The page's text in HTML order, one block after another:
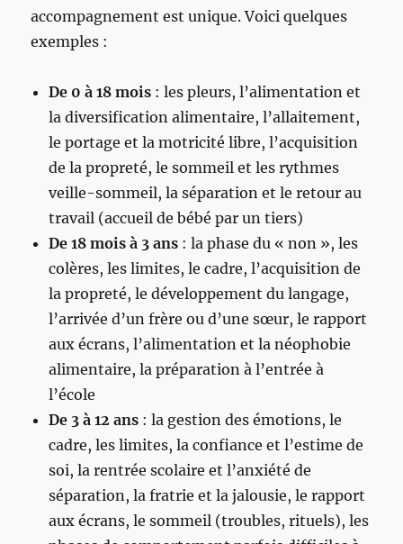
accompagnement est unique. Voici quelques
exemples :
De 0 à 18 mois : les pleurs, l’alimentation et
la diversification alimentaire, l’allaitement,
le portage et la motricité libre, l’acquisition
de la propreté, le sommeil et les rythmes
veille-sommeil, la séparation et le retour au
travail (accueil de bébé par un tiers)
De 18 mois à 3 ans : la phase du « non », les
colères, les limites, le cadre, l’acquisition de
la propreté, le développement du langage,
l’arrivée d’un frère ou d’une sœur, le rapport
aux écrans, l’alimentation et la néophobie
alimentaire, la préparation à l’entrée à
l’école
De 3 à 12 ans : la gestion des émotions, le
cadre, les limites, la confiance et l’estime de
soi, la rentrée scolaire et l’anxiété de
séparation, la fratrie et la jalousie, le rapport
aux écrans, le sommeil (troubles, rituels), les